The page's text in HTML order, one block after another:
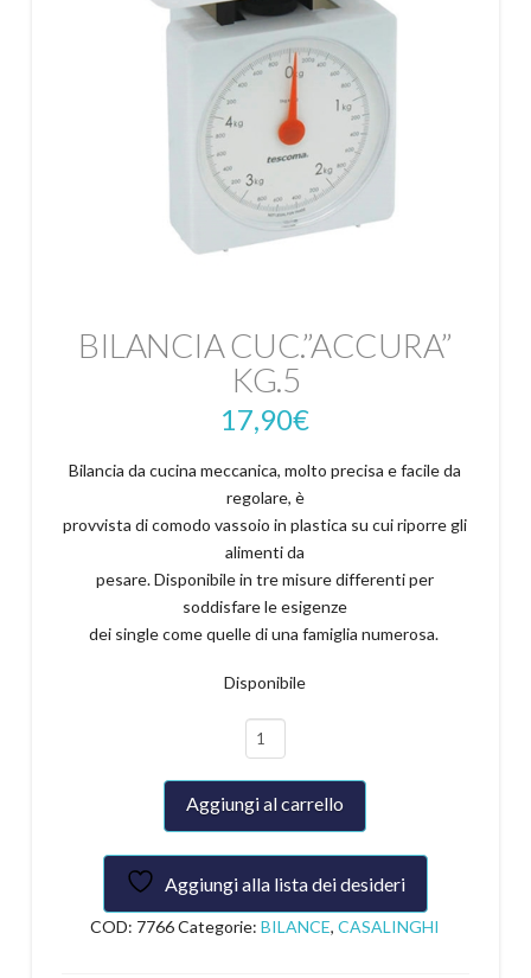
BILANCIA CUC.”ACCURA”
KG.5
17,90€
Bilancia da cucina meccanica, molto precisa e facile da
regolare, è
provvista di comodo vassoio in plastica su cui riporre gli
alimenti da
pesare. Disponibile in tre misure differenti per
soddisfare le esigenze
dei single come quelle di una famiglia numerosa.
Disponibile
Aggiungi al carrello
Aggiungi alla lista dei desideri
COD: 7766 Categorie:BILANCE,CASALINGHI